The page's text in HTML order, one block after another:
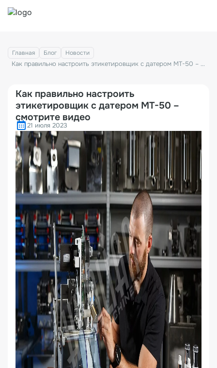
Главная Блог Новости
Как правильно настроить этикетировщик с датером MT-50 – смотрите видео
Как правильно настроить
этикетировщик с датером MT-50 –
смотрите видео
21 июля 2023